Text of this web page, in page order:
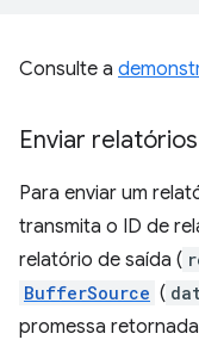
Consulte a
Enviar
Para enviar um
transmita o ID de
relatório de saída (
BufferSource (
promessa